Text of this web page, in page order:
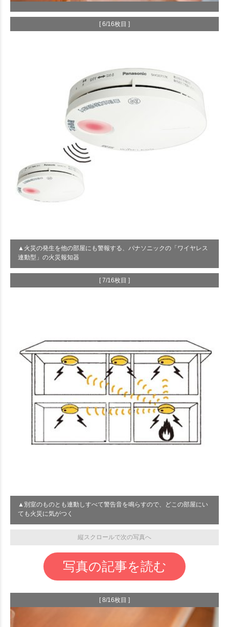
[ 6/16枚目 ]
▲火災の発生を他の部屋にも警報する、パナソニックの「ワイヤレス
連動型」の火災報知器
[ 7/16枚目 ]
▲別室のものとも連動しすべて警告音を鳴らすので、どこの部屋にい
ても火災に気がつく
縦スクロールで次の写真へ
写真の記事を読む
[ 8/16枚目 ]